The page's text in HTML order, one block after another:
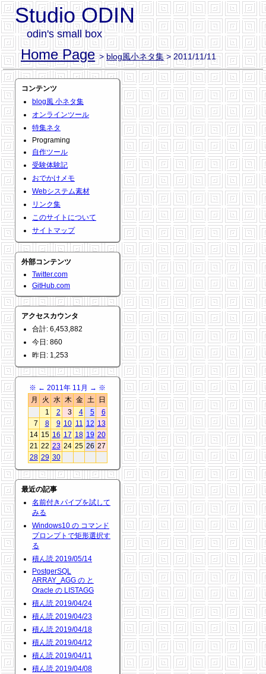
Studio ODIN
odin's small box
Home Page >blog風小ネタ集> 2011/11/11
コンテンツ
blog風 小ネタ集
オンラインツール
特集ネタ
Programing
自作ツール
受験体験記
おでかけメモ
Webシステム素材
リンク集
このサイトについて
サイトマップ
外部コンテンツ
Twitter.com
GitHub.com
アクセスカウンタ
合計: 6,453,882
今日: 860
昨日: 1,253
※ ← 2011年 11月 → ※
月
火 水 木 金 土
日
1
2 3 4 5
6
7
8 9 10 11 12 13
14 15 16 17 18 19 20
21 22 23 24 25 26 27
28 29 30
最近の記事
名前付きパイプを試して
みる
Windows10 の コマンド
プロンプトで矩形選択す
る
積ん読 2019/05/14
PostgerSQL
ARRAY_AGG の と
Oracle の LISTAGG
積ん読 2019/04/24
積ん読 2019/04/23
積ん読 2019/04/18
積ん読 2019/04/12
積ん読 2019/04/11
積ん読 2019/04/08